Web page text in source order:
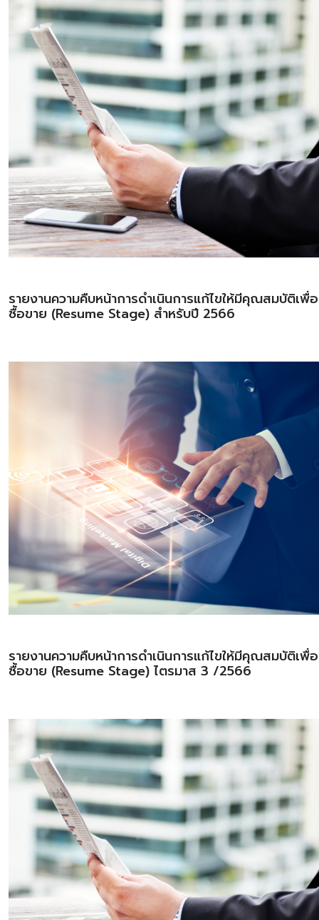
รายงานความคืบหน้าการดำเนินการแก้ไขให้มีคุณสมบัติเพื่
ซื้อขาย (Resume Stage) สำหรับปี 2566
รายงานความคืบหน้าการดำเนินการแก้ไขให้มีคุณสมบัติเพื่
ซื้อขาย (Resume Stage) ไตรมาส 3 /2566